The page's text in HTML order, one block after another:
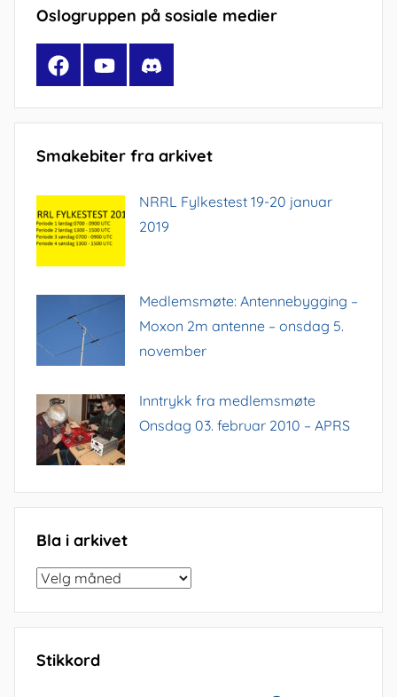
Oslogruppen på sosiale medier
FacebookYouTubeDiscord
Smakebiter fra arkivet
NRRL Fylkestest 19-20 januar
2019
Medlemsmøte: Antennebygging –
Moxon 2m antenne – onsdag 5.
november
Inntrykk fra medlemsmøte
Onsdag 03. februar 2010 – APRS
Bla i arkivet
Bla
arkivet
Stikkord